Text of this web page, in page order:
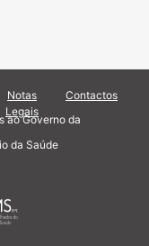
Notas
Legais
Contactos
ao Governo da
da Saúde